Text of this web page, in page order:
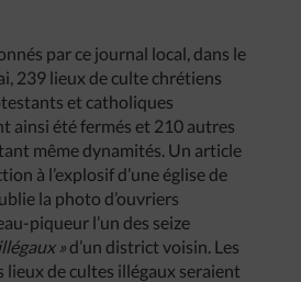
par ce journal local, dans le
239 lieux de culte chrétiens
et catholiques
ainsi été fermés et 210 autres
même dynamités. Un article
à l’explosif d’une église de
la photo d’ouvriers
piqueur l’un des seize
illégaux » d’un district voisin. Les
lieux de cultes illégaux seraient